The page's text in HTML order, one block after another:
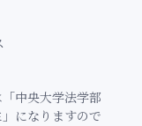
中央大学法学部
になりますので